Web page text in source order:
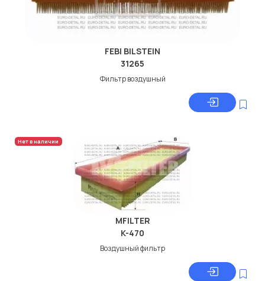
FEBI BILSTEIN
31265
Фильтр воздушный
Нет в наличии
MFILTER
K-470
Воздушный фильтр